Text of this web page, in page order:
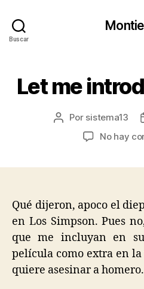
Buscar
Let me
Autor
Por sistema13
No hay
Qué dijeron, apoco el
en Los Simpson. Pues
que me incluyan en
película como extra en
quiere asesinar a homero.